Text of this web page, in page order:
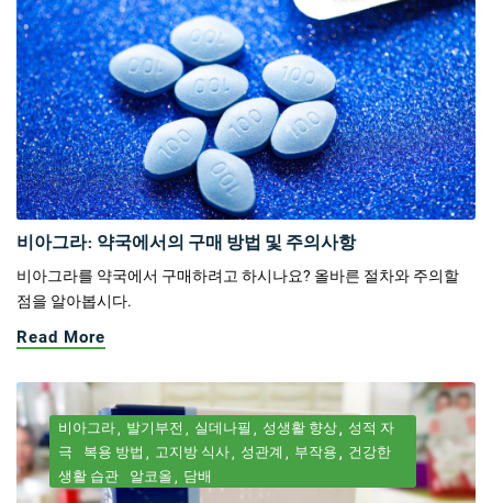
비아그라: 약국에서의 구매 방법 및 주의사항
비아그라를 약국에서 구매하려고 하시나요? 올바른 절차와 주의할
점을 알아봅시다.
Read More
비아그라 발기부전 실데나필 성생활 향상
성적 자
극
복용 방법 고지방 식사 성관계 부작용
건강한
생활 습관
알코올 담배